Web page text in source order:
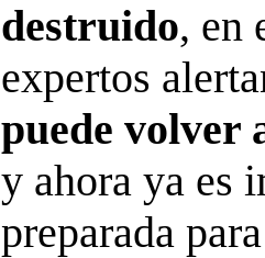
destruido, en
expertos
puede volver
y ahora ya es
preparada